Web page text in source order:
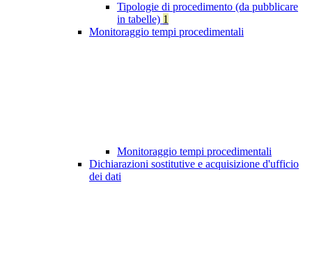
Tipologie di procedimento (da pubblicare
in tabelle) 1
Monitoraggio tempi procedimentali
Monitoraggio tempi procedimentali
Dichiarazioni sostitutive e acquisizione d'ufficio
dei dati